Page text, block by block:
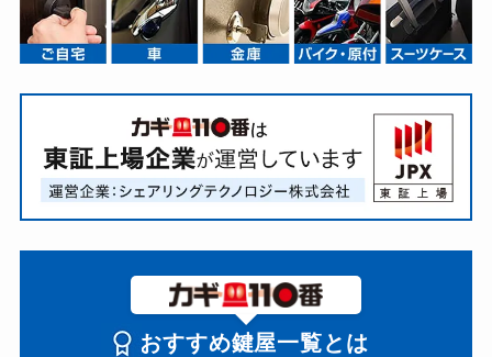
おすすめ鍵屋一覧とは